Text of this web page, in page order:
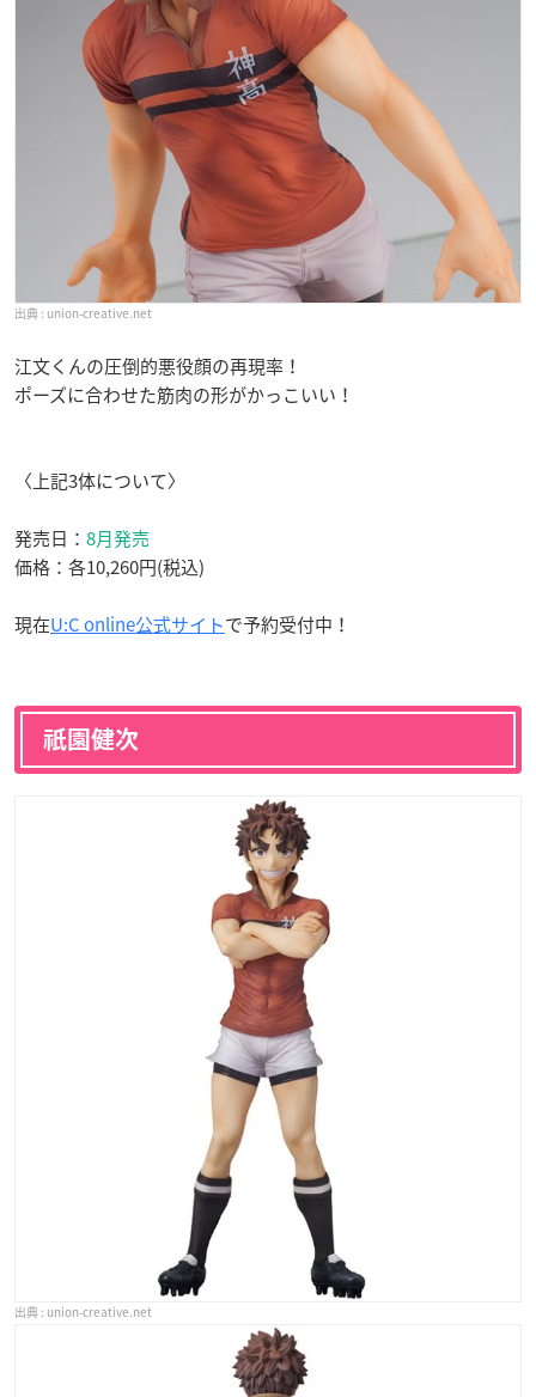
union-creative.net
江文くんの圧倒的悪役顔の再現率！
ポーズに合わせた筋肉の形がかっこいい！
〈上記3体について〉
発売日： 8月発売
価格：各10,260円(税込)
現在U:C online公式サイトで予約受付中！
祇園健次
union-creative.net